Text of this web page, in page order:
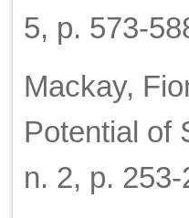
5, p. 573-
Mackay,
Potential of
n. 2, p.